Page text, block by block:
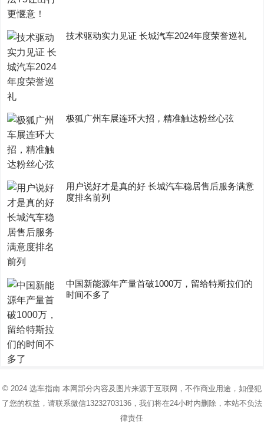
技术驱动实力见证 长城汽车2024年度荣誉巡礼
极狐广州车展连环大招，精准触达粉丝心弦
用户说好才是真的好 长城汽车稳居售后服务满意
度排名前列
中国新能源年产量首破1000万，留给特斯拉们的
时间不多了
© 2024 选车指南本网部分内容及图片来源于互联网，不作商业用途，如侵犯
了您的权益，请联系微信13232703136，我们将在24小时内删除，本站不负法
律责任